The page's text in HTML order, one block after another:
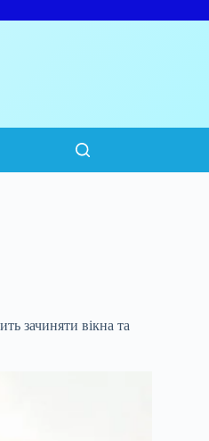
зачиняти вікна та